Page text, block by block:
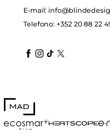
E-mail:
Telefono: +352 20 88 22
blindedesign
blindedesign
blindedesign
blinde-design
blindedesign
MAD Design
EcoSmart FireHEATSCOPE®
e-